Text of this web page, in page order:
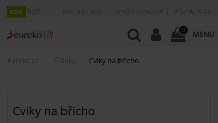
CZK
0 MENU
Eureko.cz Články ​Cviky na břicho
​Cviky na břicho